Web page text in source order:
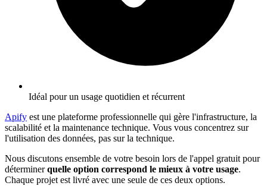
Idéal pour un usage quotidien et récurrent
Apify est une plateforme professionnelle qui gère l'infrastructure, la
scalabilité et la maintenance technique. Vous vous concentrez sur
l'utilisation des données, pas sur la technique.
Nous discutons ensemble de votre besoin lors de l'appel gratuit pour
déterminerquelle option correspond le mieux à votre usage.
Chaque projet est livré avec une seule de ces deux options.